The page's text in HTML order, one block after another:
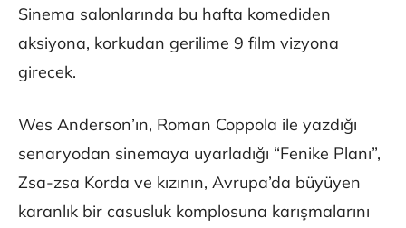
Sinema salonlarında bu hafta komediden
aksiyona, korkudan gerilime 9 film vizyona
girecek.
Wes Anderson’ın, Roman Coppola ile yazdığı
senaryodan sinemaya uyarladığı “Fenike Planı”,
Zsa-zsa Korda ve kızının, Avrupa’da büyüyen
karanlık bir casusluk komplosuna karışmalarını